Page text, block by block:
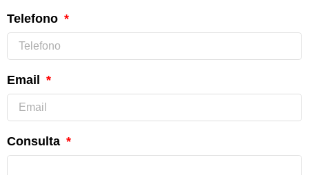
Telefono
Email
Consulta